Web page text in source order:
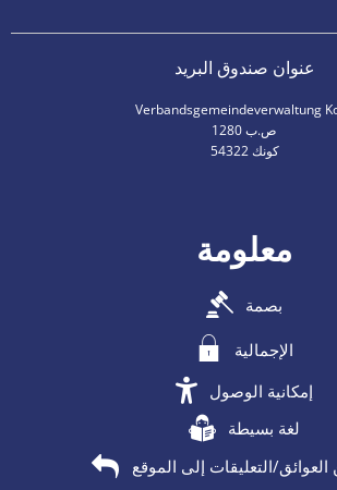
عنوان صندوق البريد
Verbandsgemeindeverwaltung
ص.ب 1280
54322 كونك
معلومة
بصمة
الإجمالية
إمكانية الوصول
لغة بسيطة
العوائق/التعليقات إلى الموقع